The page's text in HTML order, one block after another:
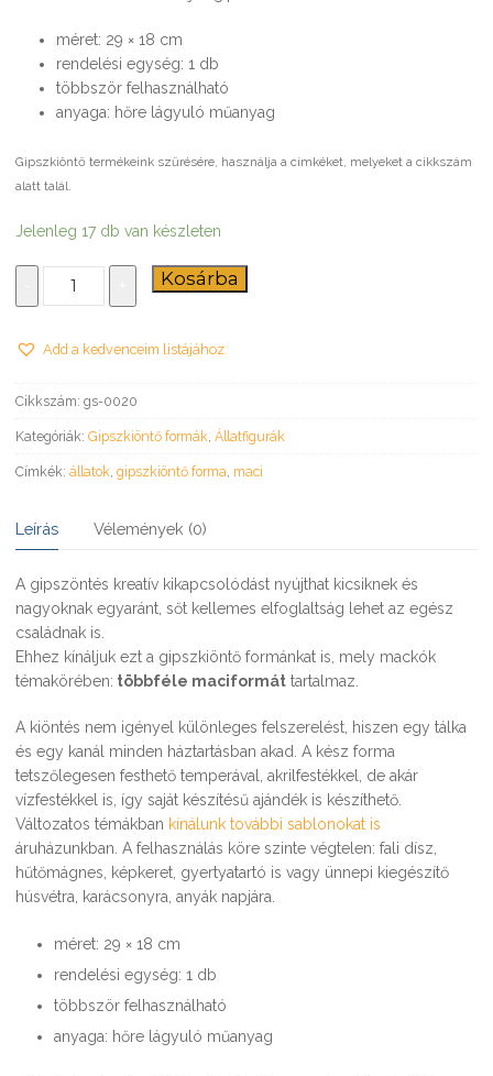
méret: 29 × 18 cm
rendelési egység: 1 db
többször felhasználható
anyaga: hőre lágyuló műanyag
Gipszkiöntő termékeink szűrésére, használja a címkéket, melyeket a cikkszám
alatt talál.
Jelenleg 17 db van készleten
Mackók
forma
Kosárba
Add a kedvenceim listájához
Cikkszám: gs-0020
Kategóriák: Gipszkiöntő formák, Állatfigurák
Címkék: állatok, gipszkiöntő forma, maci
Leírás Vélemények (0)
A gipszöntés kreatív kikapcsolódást nyújthat kicsiknek és
nagyoknak egyaránt, sőt kellemes elfoglaltság lehet az egész
családnak is.
Ehhez kínáljuk ezt a gipszkiöntő formánkat is, mely mackók
témakörében: többféle maciformát tartalmaz.
A kiöntés nem igényel különleges felszerelést, hiszen egy tálka
és egy kanál minden háztartásban akad. A kész forma
tetszőlegesen festhető temperával, akrilfestékkel, de akár
vízfestékkel is, így saját készítésű ajándék is készíthető.
Változatos témákban kínálunk további sablonokat is
áruházunkban. A felhasználás köre szinte végtelen: fali dísz,
hűtőmágnes, képkeret, gyertyatartó is vagy ünnepi kiegészítő
húsvétra, karácsonyra, anyák napjára.
méret: 29 × 18 cm
rendelési egység: 1 db
többször felhasználható
anyaga: hőre lágyuló műanyag